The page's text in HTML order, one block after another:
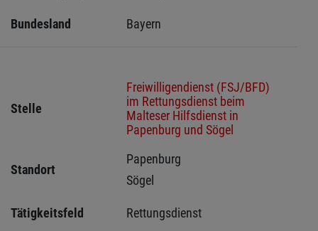
Bundesland Bayern
Stelle
Freiwilligendienst (FSJ/BFD)
im Rettungsdienst beim
Malteser Hilfsdienst in
Papenburg und Sögel
Standort
Papenburg
Sögel
Tätigkeitsfeld Rettungsdienst